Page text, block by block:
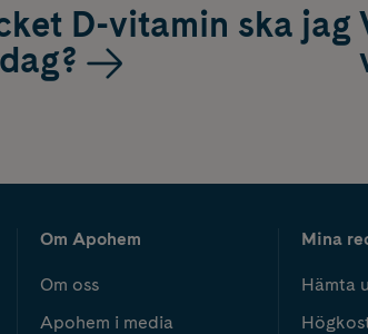
D-vitamin ska jag
Om Apohem
Om oss
Apohem i media
Mina
Hämta